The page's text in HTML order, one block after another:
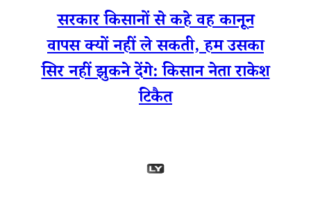
सरकार किसानों से कहे वह कानून
वापस क्यों नहीं ले सकती, हम उसका
सिर नहीं झुकने देंगे: किसान नेता राकेश
टिकैत